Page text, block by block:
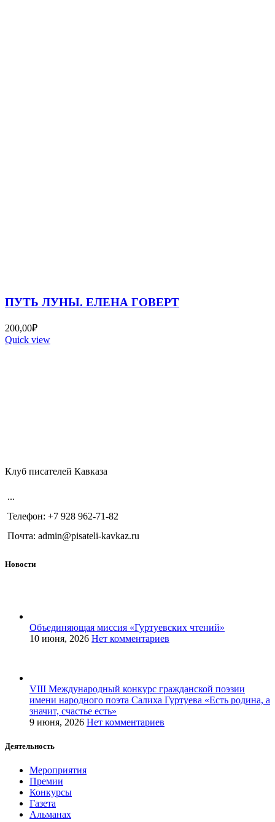
ПУТЬ ЛУНЫ. ЕЛЕНА ГОВЕРТ
200,00₽
Quick view
Клуб писателей Кавказа
...
Телефон: +7 928 962-71-82
Почта: admin@pisateli-kavkaz.ru
Новости
Объединяющая миссия «Гуртуевских чтений»
10 июня, 2026 Нет комментариев
VIII Международный конкурс гражданской поэзии
имени народного поэта Салиха Гуртуева «Есть родина, а
значит, счастье есть»
9 июня, 2026 Нет комментариев
Деятельность
Мероприятия
Премии
Конкурсы
Газета
Альманах